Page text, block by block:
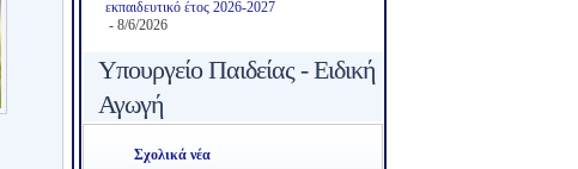
εκπαιδευτικό έτος 2026-2027
- 8/6/2026
Υπουργείο Παιδείας - Ειδική
Αγωγή
Σχολικά νέα